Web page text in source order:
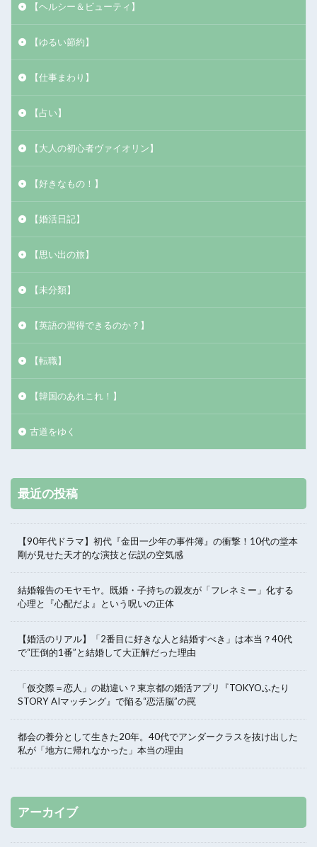
【ヘルシー＆ビューティ】
【ゆるい節約】
【仕事まわり】
【占い】
【大人の初心者ヴァイオリン】
【好きなもの！】
【婚活日記】
【思い出の旅】
【未分類】
【英語の習得できるのか？】
【転職】
【韓国のあれこれ！】
古道をゆく
最近の投稿
【90年代ドラマ】初代『金田一少年の事件簿』の衝撃！10代の堂本
剛が見せた天才的な演技と伝説の空気感
結婚報告のモヤモヤ。既婚・子持ちの親友が「フレネミー」化する
心理と『心配だよ』という呪いの正体
【婚活のリアル】「2番目に好きな人と結婚すべき」は本当？40代
で“圧倒的1番”と結婚して大正解だった理由
「仮交際＝恋人」の勘違い？東京都の婚活アプリ『TOKYOふたり
STORY AIマッチング』で陥る“恋活脳”の罠
都会の養分として生きた20年。40代でアンダークラスを抜け出した
私が「地方に帰れなかった」本当の理由
アーカイブ